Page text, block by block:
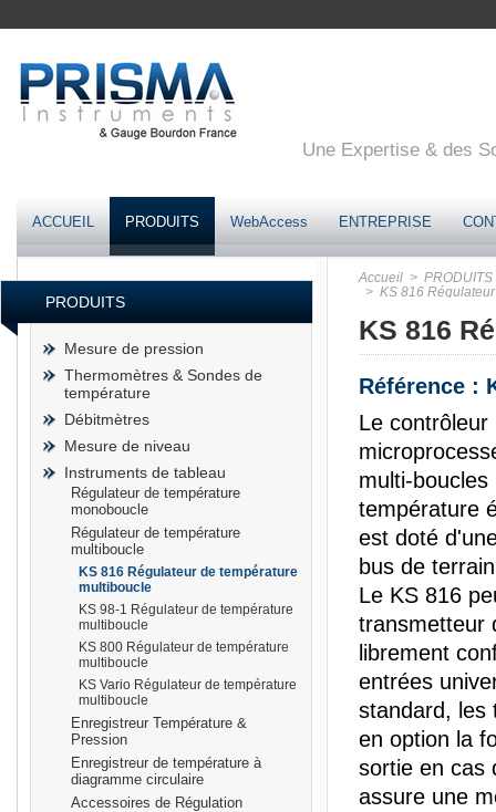
Une Expertise & des
ACCUEIL PRODUITS WebAccess ENTREPRISE
PRODUITS
Mesure de pression
Thermomètres & Sondes de
température
Débitmètres
Mesure de niveau
Instruments de tableau
Régulateur de température
monoboucle
Régulateur de température
multiboucle
KS 816 Régulateur de température
multiboucle
KS 98-1 Régulateur de température
multiboucle
KS 800 Régulateur de température
multiboucle
KS Vario Régulateur de température
multiboucle
Enregistreur Température &
Pression
Enregistreur de température à
diagramme circulaire
Accessoires de Régulation
Accueil > PRODUITS
> KS 816
KS 816
Référence :
Le contrôleur
multi-
température
est doté
bus de
Le KS 816
transmetteur
librement
entrées
standard, les
en option la
sortie en cas
assure une